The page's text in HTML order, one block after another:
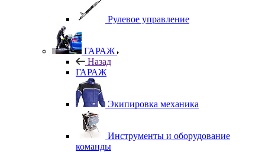
Рулевое управление
ГАРАЖ
Назад
ГАРАЖ
Экипировка механика
Инструменты и оборудование
команды